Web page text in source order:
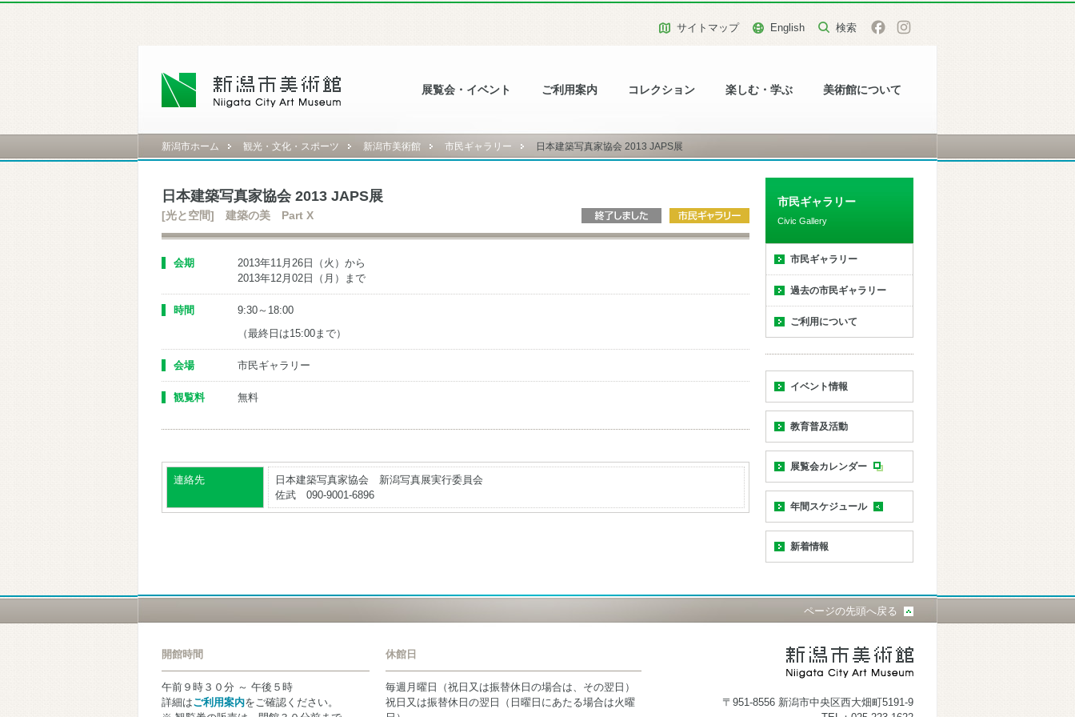
展覧会・イベント ご利用案内 コレクション 楽しむ・学ぶ 美術館について
サイトマップ English
新潟市ホーム 観光・文化・スポーツ 新潟市美術館 市民ギャラリー 日本建築写真家協会 2013 JAPS展
日本建築写真家協会 2013 JAPS展
[光と空間] 建築の美 Part X
会期
2013年11月26日（火）から
2013年12月02日（月）まで
時間
9:30～18:00
（最終日は15:00まで）
会場 市民ギャラリー
観覧料 無料
連絡先
日本建築写真家協会 新潟写真展実行委員会
佐武 090-9001-6896
市民ギャラリー
Civic Gallery
市民ギャラリー
過去の市民ギャラリー
ご利用について
イベント情報
教育普及活動
展覧会カレンダー
年間スケジュール
新着情報
ページの先頭へ戻る
開館時間
午前９時３０分 ～ 午後５時
詳細はご利用案内をご確認ください。
休館日
毎週月曜日（祝日又は振替休日の場合は、その翌日）
祝日又は振替休日の翌日（日曜日にあたる場合は火曜
〒951-8556 新潟市中央区西大畑町5191-9